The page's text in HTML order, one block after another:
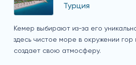
Турция
Кемер выбирают из-за его
здесь чистое море в окружении
создает свою атмосферу.